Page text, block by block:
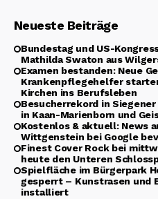
Neueste Beiträge
Bundestag und US-
Mathilda Swaton aus
Examen bestanden: Neue
Krankenpflegehelfer
Kirchen ins Berufsleben
Besucherrekord in
in Kaan-Marienborn und
Kostenlos & aktuell: News
Wittgenstein bei Google
Finest Cover Rock bei
heute den Unteren
Spielfläche im Bürgerpark
gesperrt – Kunstrasen und
installiert